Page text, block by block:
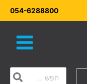
054-6288800
for: